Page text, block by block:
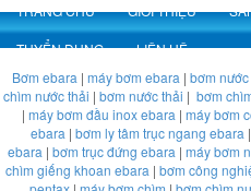
TRANG CHỦ GIỚI THIỆU
TUYỂN DỤNG
LIÊN HỆ
Bơm ebara | máy bơm ebara | bơm
chìm nước thải | bơm nước thải | bơm
| máy bơm đầu inox ebara | máy bơm
ebara | bơm ly tâm trục ngang ebara |
ebara | bơm trục đứng ebara | máy bơm
chìm giếng khoan ebara | bơm công